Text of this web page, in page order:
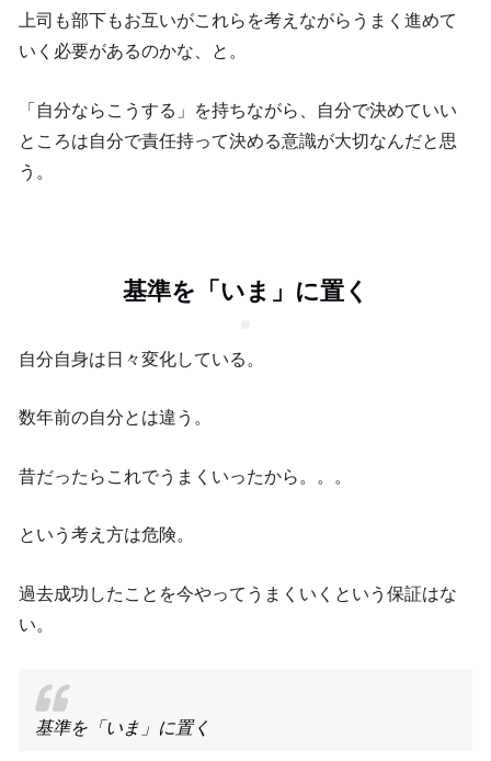
上司も部下もお互いがこれらを考えながらうまく進めて
いく必要があるのかな、と。
「自分ならこうする」を持ちながら、自分で決めていい
ところは自分で責任持って決める意識が大切なんだと思
う。
基準を「いま」に置く
自分自身は日々変化している。
数年前の自分とは違う。
昔だったらこれでうまくいったから。。。
という考え方は危険。
過去成功したことを今やってうまくいくという保証はな
い。
基準を「いま」に置く